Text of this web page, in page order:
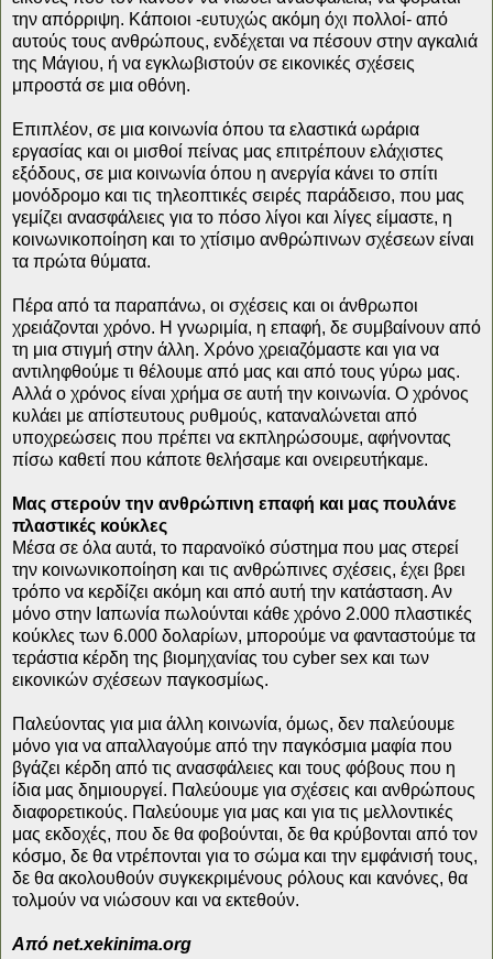
την απόρριψη. Κάποιοι -ευτυχώς ακόμη όχι πολλοί- από
αυτούς τους ανθρώπους, ενδέχεται να πέσουν στην αγκαλιά
της Μάγιου, ή να εγκλωβιστούν σε εικονικές σχέσεις
μπροστά σε μια οθόνη.
Επιπλέον, σε μια κοινωνία όπου τα ελαστικά ωράρια
εργασίας και οι μισθοί πείνας μας επιτρέπουν ελάχιστες
εξόδους, σε μια κοινωνία όπου η ανεργία κάνει το σπίτι
μονόδρομο και τις τηλεοπτικές σειρές παράδεισο, που μας
γεμίζει ανασφάλειες για το πόσο λίγοι και λίγες είμαστε, η
κοινωνικοποίηση και το χτίσιμο ανθρώπινων σχέσεων είναι
τα πρώτα θύματα.
Πέρα από τα παραπάνω, οι σχέσεις και οι άνθρωποι
χρειάζονται χρόνο. Η γνωριμία, η επαφή, δε συμβαίνουν από
τη μια στιγμή στην άλλη. Χρόνο χρειαζόμαστε και για να
αντιληφθούμε τι θέλουμε από μας και από τους γύρω μας.
Αλλά ο χρόνος είναι χρήμα σε αυτή την κοινωνία. Ο χρόνος
κυλάει με απίστευτους ρυθμούς, καταναλώνεται από
υποχρεώσεις που πρέπει να εκπληρώσουμε, αφήνοντας
πίσω καθετί που κάποτε θελήσαμε και ονειρευτήκαμε.
Μας στερούν την ανθρώπινη επαφή και μας πουλάνε
πλαστικές κούκλες
Μέσα σε όλα αυτά, το παρανοϊκό σύστημα που μας στερεί
την κοινωνικοποίηση και τις ανθρώπινες σχέσεις, έχει βρει
τρόπο να κερδίζει ακόμη και από αυτή την κατάσταση. Αν
μόνο στην Ιαπωνία πωλούνται κάθε χρόνο 2.000 πλαστικές
κούκλες των 6.000 δολαρίων, μπορούμε να φανταστούμε τα
τεράστια κέρδη της βιομηχανίας του cyber sex και των
εικονικών σχέσεων παγκοσμίως.
Παλεύοντας για μια άλλη κοινωνία, όμως, δεν παλεύουμε
μόνο για να απαλλαγούμε από την παγκόσμια μαφία που
βγάζει κέρδη από τις ανασφάλειες και τους φόβους που η
ίδια μας δημιουργεί. Παλεύουμε για σχέσεις και ανθρώπους
διαφορετικούς. Παλεύουμε για μας και για τις μελλοντικές
μας εκδοχές, που δε θα φοβούνται, δε θα κρύβονται από τον
κόσμο, δε θα ντρέπονται για το σώμα και την εμφάνισή τους,
δε θα ακολουθούν συγκεκριμένους ρόλους και κανόνες, θα
τολμούν να νιώσουν και να εκτεθούν.
Από net.xekinima.org